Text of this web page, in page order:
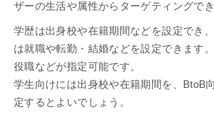
ザーの生活や属性からターゲティングでき
学歴は出身校や在籍期間などを設定でき
は就職や転勤・結婚などを設定できます
役職などが指定可能です。
学生向けには出身校や在籍期間を、BtoB
定するとよいでしょう。